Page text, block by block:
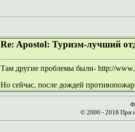
Re: Apostol: Туризм-лучший
Там другие проблемы были- http://
Но сейчас, после дождей
© 2000 - 2018 При